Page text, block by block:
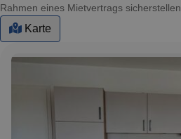
Rahmen eines Mietvertrags sicherstellen.
Karte